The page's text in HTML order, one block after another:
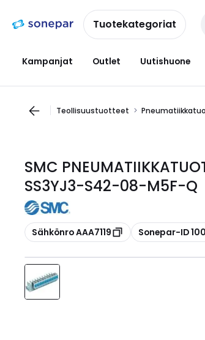
navigointiinsisältöönTuotekategoriat
Kampanjat Outlet Uutishuone
Teollisuustuotteet
SMC
SS3YJ3-S42-08-M5F-Q
Kopioi
Sähkönro AAA7119 Kopioi
Sonepar-ID